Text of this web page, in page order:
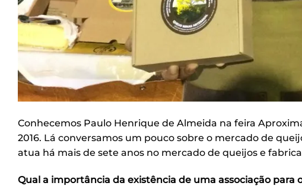
Conhecemos Paulo Henrique de Almeida na feira
2016. Lá conversamos um pouco sobre o mercado de
atua há mais de sete anos no mercado de queijos e
Qual a importância da existência de uma associação para